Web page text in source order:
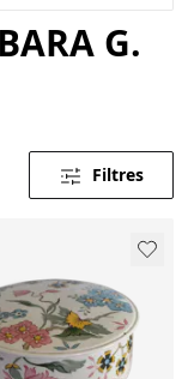
G.
Filtres